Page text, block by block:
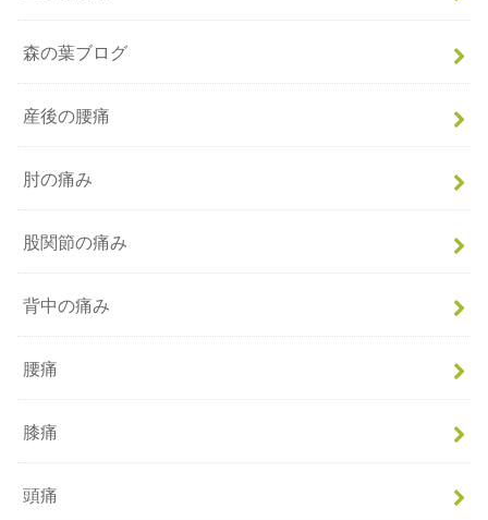
森の葉ブログ
産後の腰痛
肘の痛み
股関節の痛み
背中の痛み
腰痛
膝痛
頭痛